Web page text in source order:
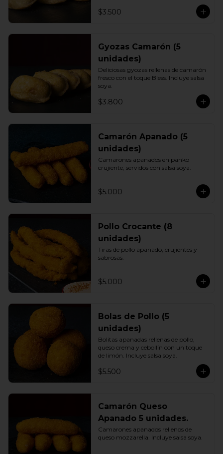
$3.500
Gyozas Camarón (5
unidades)
Deliciosas gyozas rellenas de camarón
fresco con el toque Bless. Incluye salsa
soya.
$3.800
Camarón Apanado (5
unidades)
Camarones apanados en panko
crujiente, servidos con salsa soya.
$5.000
Pollo Crocante (8
unidades)
Tiras de pollo apanado, crujientes y
sabrosas.
$5.000
Bolas de Pollo (5
unidades)
Bolitas apanadas rellenas de pollo,
queso crema y cebollín con un toque
de limón. Incluye salsa soya.
$5.500
Camarón Queso
Apanado 5 unidades.
Camarones apanados rellenos de
queso mozzarella. Incluye salsa soya.